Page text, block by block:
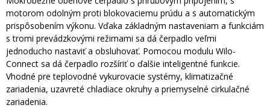
motorom odolným proti blokovaciemu prúdu a s automatickým
prispôsobením výkonu. Vďaka základným nastaveniam a funkciám
s tromi prevádzkovými režimami sa dá čerpadlo veľmi
jednoducho nastaviť a obsluhovať. Pomocou modulu Wilo-
Connect sa dá čerpadlo rozšíriť o ďalšie inteligentné funkcie.
Vhodné pre teplovodné vykurovacie systémy, klimatizačné
zariadenia, uzavreté chladiace okruhy a priemyselné cirkulačné
zariadenia.